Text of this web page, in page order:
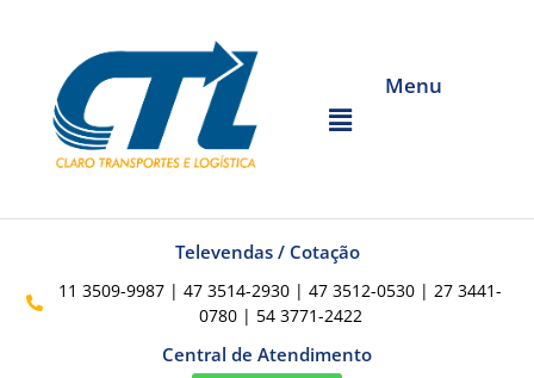
Menu
Televendas / Cotação
11 3509-9987 | 47 3514-2930 | 47 3512-0530 | 27 3441-
0780 | 54 3771-2422
Central de Atendimento